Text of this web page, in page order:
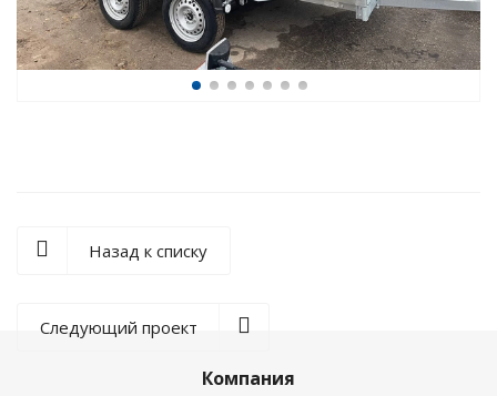
Назад к списку
Следующий проект
Компания